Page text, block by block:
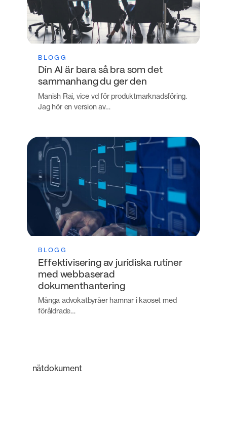
BLOGG
Din AI är bara så bra som det
sammanhang du ger den
Manish Rai, vice vd för produktmarknadsföring.
Jag hör en version av…
BLOGG
Effektivisering av juridiska rutiner
med webbaserad
dokumenthantering
Många advokatbyråer hamnar i kaoset med
föråldrade…
nätdokument